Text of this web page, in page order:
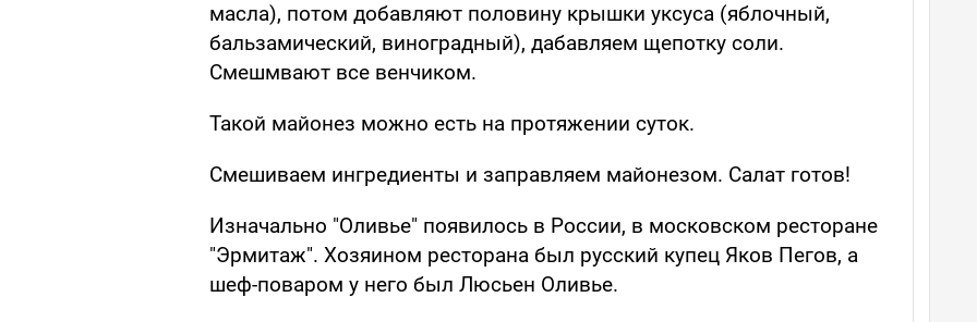
масла), потом добавляют половину крышки уксуса (яблочный,
бальзамический, виноградный), дабавляем щепотку соли.
Смешмвают все венчиком.
Такой майонез можно есть на протяжении суток.
Смешиваем ингредиенты и заправляем майонезом. Салат готов!
Изначально "Оливье" появилось в России, в московском ресторане
"Эрмитаж". Хозяином ресторана был русский купец Яков Пегов, а
шеф-поваром у него был Люсьен Оливье.